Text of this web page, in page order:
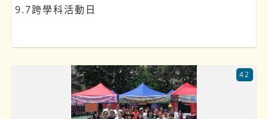
9.7跨學科活動日
42